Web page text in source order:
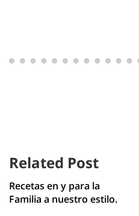
Related Post
Recetas en y para la
Familia a nuestro estilo.